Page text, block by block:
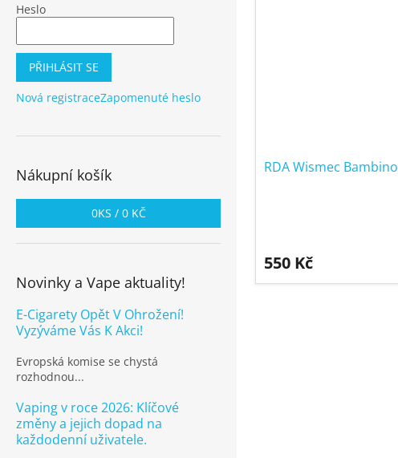
Heslo
PŘIHLÁSIT SE
Nová registraceZapomenuté heslo
Nákupní košík
0KS / 0 KČ
Novinky a Vape aktuality!
E-Cigarety Opět V Ohrožení!
Vyzýváme Vás K Akci!
Evropská komise se chystá
rozhodnou...
Vaping v roce 2026: Klíčové
změny a jejich dopad na
každodenní uživatele.
RDA Wismec Bambino
550 Kč